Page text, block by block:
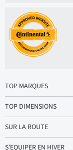
TOP MARQUES
TOP DIMENSIONS
SUR LA ROUTE
S'EQUIPER EN HIVER